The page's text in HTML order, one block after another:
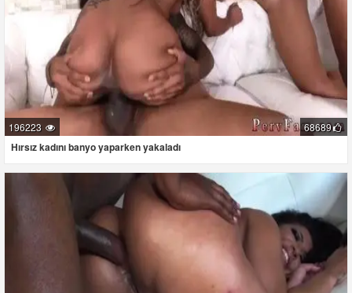
196223 68689
Hırsız kadını banyo yaparken yakaladı